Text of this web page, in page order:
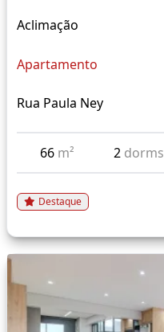
Aclimação
Apartamento
Rua Paula Ney
66 m² 2 dorms
Destaque